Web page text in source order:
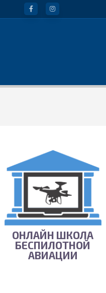
ОНЛАЙН ШКОЛА
БЕСПИЛОТНОЙ
АВИАЦИИ